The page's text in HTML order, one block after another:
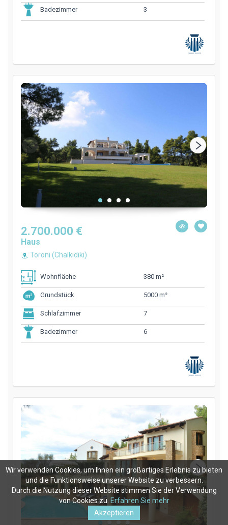
Badezimmer 3
2.700.000 €
Haus
Toroni (Chalkidiki)
Wohnfläche 380 m²
Grundstück 5000 m²
Schlafzimmer 7
Badezimmer 6
Wir verwenden Cookies, um Ihnen ein großartiges Erlebnis zu bieten
und die Funktionsweise unserer Website zu verbessern.
Durch die Nutzung dieser Website stimmen Sie der Verwendung
von Cookies zu. Erfahren Sie mehr
Akzeptieren